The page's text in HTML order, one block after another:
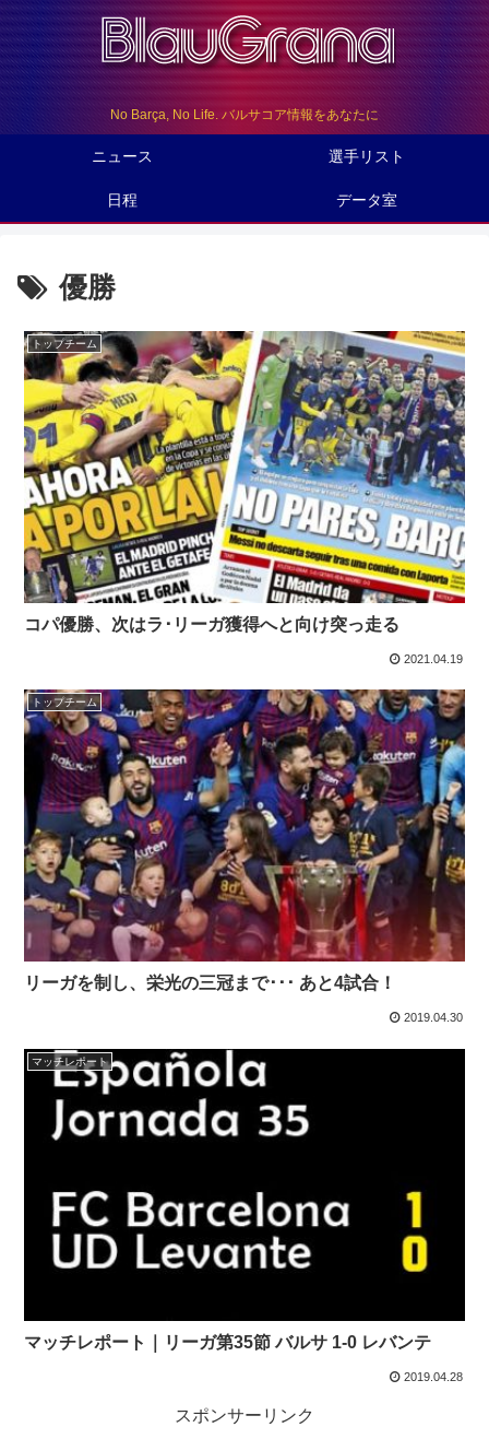
No Barça, No Life. バルサコア情報をあなたに
ニュース 選手リスト
日程 データ室
優勝
トップチーム
コパ優勝、次はラ･リーガ獲得へと向け突っ走る
2021.04.19
トップチーム
リーガを制し、栄光の三冠まで･･･ あと4試合！
2019.04.30
マッチレポート
マッチレポート｜リーガ第35節 バルサ 1-0 レバンテ
2019.04.28
スポンサーリンク